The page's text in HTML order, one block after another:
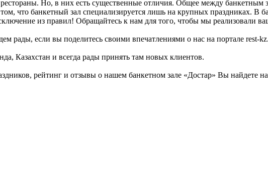
Но, в них есть существенные отличия. Общее между банкетным
что банкетный зал специализируется лишь на крупных праздниках. В
из правил! Обращайтесь к нам для того, чтобы мы реализовали
рады, если вы поделитесь своими впечатлениями о нас на портале rest-
Казахстан и всегда рады принять там новых клиентов.
рейтинг и отзывы о нашем банкетном зале «Достар» Вы найдете